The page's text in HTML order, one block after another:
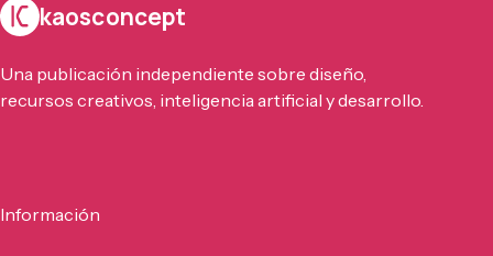
kaosconcept
Una publicación independiente sobre diseño,
recursos creativos, inteligencia artificial y desarrollo.
Información